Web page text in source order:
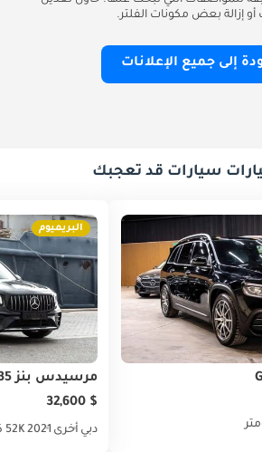
أو إزالة بعض مكونات الفلتر.
إلى جميع الإعلانات
سيارات قد تعجبك
البريميوم
مرسيدس بنز GLB 35
$ 32,600
دبي أخرى 202152K كيلومتر